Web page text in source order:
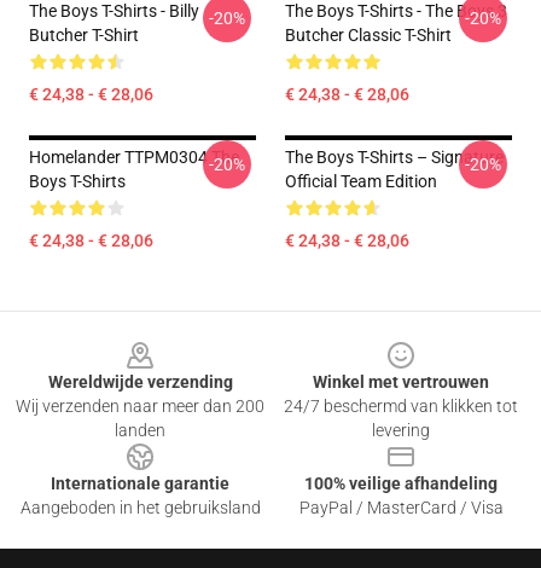
The Boys T-Shirts - Billy
Butcher T-Shirt
€ 24,38 - € 28,06
-20%
The Boys T-Shirts - The Boys 3
Butcher Classic T-Shirt
€ 24,38 - € 28,06
-20%
Homelander TTPM0304 The
Boys T-Shirts
€ 24,38 - € 28,06
-20%
The Boys T-Shirts – Signature
Official Team Edition
€ 24,38 - € 28,06
-20%
Wereldwijde verzending
Wij verzenden naar meer dan 200
landen
Winkel met vertrouwen
24/7 beschermd van klikken tot
levering
Internationale garantie
Aangeboden in het gebruiksland
100% veilige afhandeling
PayPal / MasterCard / Visa